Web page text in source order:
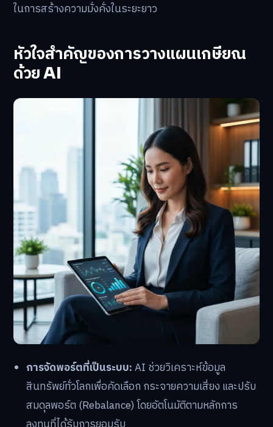
ในการสร้างความมั่งคั่งในระยะยาว
หัวใจสำคัญของการวางแผนเกษียณ
ด้วย AI
การจัดพอร์ตที่เป็นระบบ:AI ช่วยวิเคราะห์ข้อมูล
สินทรัพย์ทั่วโลกเพื่อคัดเลือก กระจายความเสี่ยง และปรับ
สมดุลพอร์ต (Rebalance) โดยอัตโนมัติตามหลักการ